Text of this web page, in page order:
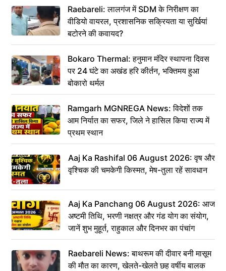
Raebareli: लालगंज में SDM के निरीक्षण का
वीडियो वायरल, प्रशासनिक सक्रियता या सुर्खियां
बटोरने की कवायद?
Bokaro Thermal: हनुमान मंदिर स्थापना दिवस
पर 24 घंटे का अखंड हरि कीर्तन, भक्तिमय हुआ
बोकारो थर्मल
Ramgarh MGNREGA News: विदेशों तक
आम निर्यात का सफर, जिले ने हासिल किया राज्य में
प्रथम स्थान
Aaj Ka Rashifal 06 August 2026: वृष और
वृश्चिक की चमकेगी किस्मत, मेष-तुला रहें सावधान
Aaj Ka Panchang 06 August 2026: आज
अष्टमी तिथि, भरणी नक्षत्र और गंड योग का संयोग,
जानें शुभ मुहूर्त, राहुकाल और दिनभर का पंचांग
Raebareli News: बाथरूम की दीवार बनी मासूम
की मौत का कारण, खेलते-खेलते छह वर्षीय बालक